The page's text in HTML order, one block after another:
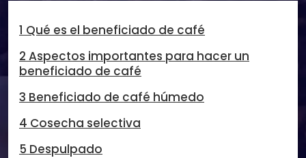
1 Qué es el beneficiado de café
2 Aspectos importantes para hacer un
beneficiado de café
3 Beneficiado de café húmedo
4 Cosecha selectiva
5 Despulpado